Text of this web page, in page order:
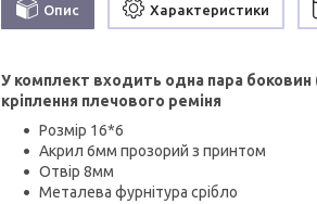
Опис Характеристики
У комплект входить одна пара
кріплення плечового реміня
Розмір 16*6
Акрил 6мм прозорий з принтом
Отвір 8мм
Металева фурнітура срібло